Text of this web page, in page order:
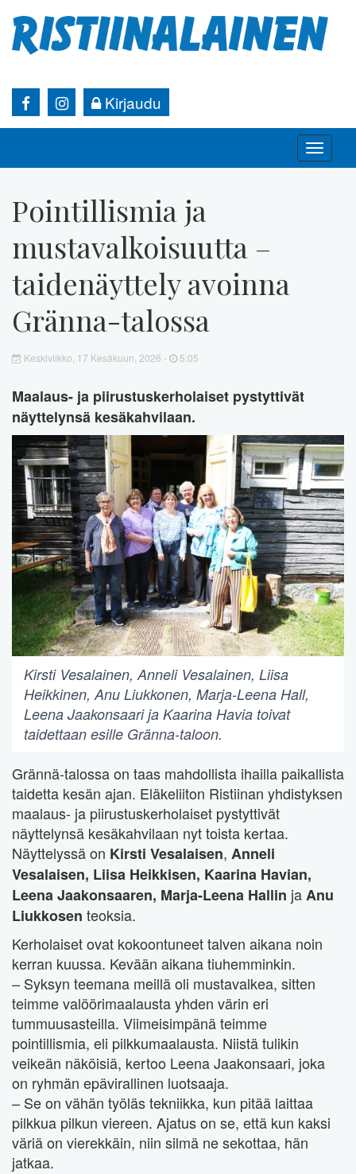
Kirjaudu
Toggle
Pointillismia ja
mustavalkoisuutta –
taidenäyttely avoinna
Gränna-talossa
Keskiviikko, 17 Kesäkuun, 2026 - 5:05
Maalaus- ja piirustuskerholaiset pystyttivät
näyttelynsä kesäkahvilaan.
Kirsti Vesalainen, Anneli Vesalainen, Liisa
Heikkinen, Anu Liukkonen, Marja-Leena Hall,
Leena Jaakonsaari ja Kaarina Havia toivat
taidettaan esille Gränna-taloon.
Grännä-talossa on taas mahdollista ihailla paikallista
taidetta kesän ajan. Eläkeliiton Ristiinan yhdistyksen
maalaus- ja piirustuskerholaiset pystyttivät
näyttelynsä kesäkahvilaan nyt toista kertaa.
Näyttelyssä on Kirsti Vesalaisen, Anneli
Vesalaisen, Liisa Heikkisen, Kaarina Havian,
Leena Jaakonsaaren, Marja-Leena Hallin jaAnu
Liukkosen teoksia.
Kerholaiset ovat kokoontuneet talven aikana noin
kerran kuussa. Kevään aikana tiuhemminkin.
– Syksyn teemana meillä oli mustavalkea, sitten
teimme valöörimaalausta yhden värin eri
tummuusasteilla. Viimeisimpänä teimme
pointillismia, eli pilkkumaalausta. Niistä tulikin
veikeän näköisiä, kertoo Leena Jaakonsaari, joka
on ryhmän epävirallinen luotsaaja.
– Se on vähän työläs tekniikka, kun pitää laittaa
pilkkua pilkun viereen. Ajatus on se, että kun kaksi
väriä on vierekkäin, niin silmä ne sekottaa, hän
jatkaa.